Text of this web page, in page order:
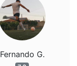
Fernando G.